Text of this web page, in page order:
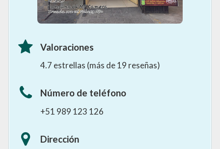
Valoraciones
4.7 estrellas (más de 19 reseñas)
Número de teléfono
+51 989 123 126
Dirección